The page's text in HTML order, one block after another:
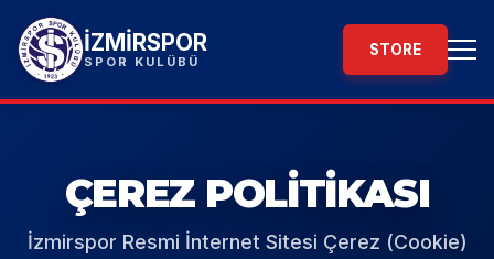
İZMİRSPOR
SPOR KULÜBÜ
STORE
ÇEREZ POLITIKASI
İzmirspor Resmi İnternet Sitesi Çerez (Cookie)